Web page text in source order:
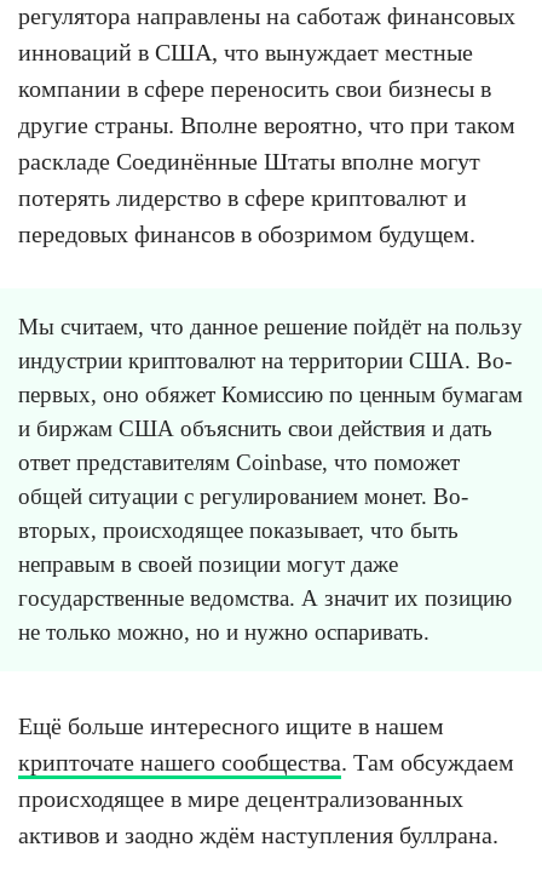
регулятора направлены на саботаж финансовых
инноваций в США, что вынуждает местные
компании в сфере переносить свои бизнесы в
другие страны. Вполне вероятно, что при таком
раскладе Соединённые Штаты вполне могут
потерять лидерство в сфере криптовалют и
передовых финансов в обозримом будущем.
Мы считаем, что данное решение пойдёт на пользу
индустрии криптовалют на территории США. Во-
первых, оно обяжет Комиссию по ценным бумагам
и биржам США объяснить свои действия и дать
ответ представителям Coinbase, что поможет
общей ситуации с регулированием монет. Во-
вторых, происходящее показывает, что быть
неправым в своей позиции могут даже
государственные ведомства. А значит их позицию
не только можно, но и нужно оспаривать.
Ещё больше интересного ищите в нашем
крипточате нашего сообщества. Там обсуждаем
происходящее в мире децентрализованных
активов и заодно ждём наступления буллрана.